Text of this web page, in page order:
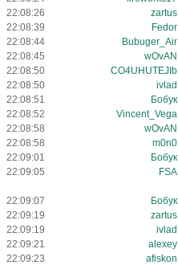
22:08:26
zartus
22:08:39
Fedor
22:08:44
Bubuger_Air
22:08:45
wOvAN
22:08:50
CO4UHUTEJIb
22:08:50
ivlad
22:08:51
Бобук
22:08:52
Vincent_Vega
22:08:58
wOvAN
22:08:58
m0n0
22:09:01
Бобук
22:09:05
FSA
22:09:07
Бобук
22:09:19
zartus
22:09:19
ivlad
22:09:21
alexey
22:09:23
afiskon